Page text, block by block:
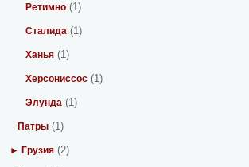
Ретимно (1)
Сталида (1)
Ханья (1)
Херсониссос (1)
Элунда (1)
Патры (1)
► Грузия (2)